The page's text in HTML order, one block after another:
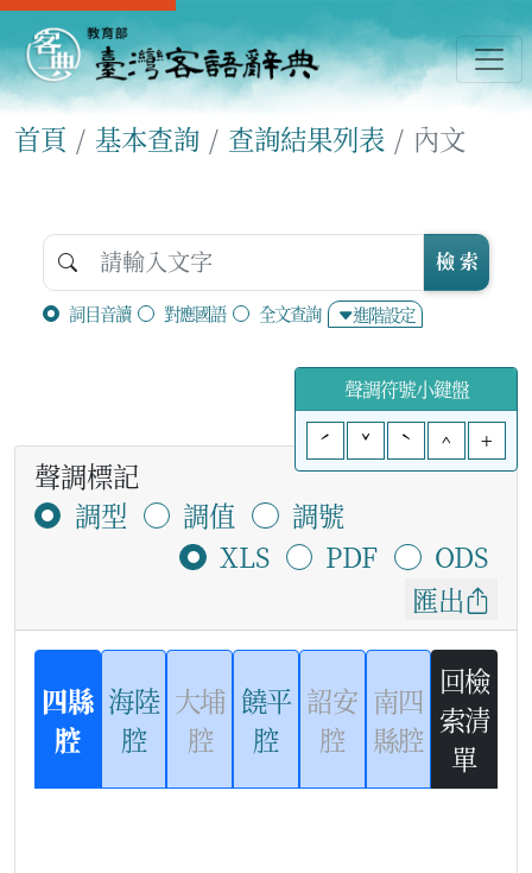
首頁 基本查詢 查詢結果列表 內文
詞目音讀 對應國語 全文查詢 進階設定
檢 索
聲調符號小鍵盤
ˊ
ˇ ˋ ^ +
聲調標記
調型
調值
調號
XLS
PDF
ODS
匯出
四縣
腔
海陸
腔
大埔
腔
饒平
腔
詔安
腔
南四
縣腔
回檢
索清
單